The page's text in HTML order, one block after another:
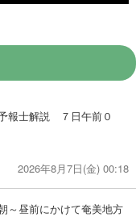
報士解説 ７日午前０
2026年8月7日(金) 00:18
昼前にかけて奄美地方